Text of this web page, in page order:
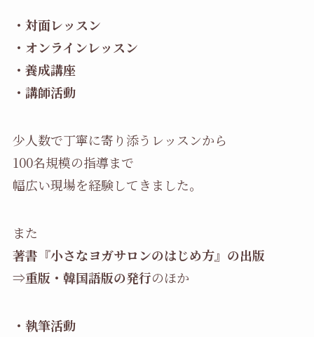
・対面レッスン
・オンラインレッスン
・養成講座
・講師活動
少人数で丁寧に寄り添うレッスンから
100名規模の指導まで
幅広い現場を経験してきました。
また
著書『小さなヨガサロンのはじめ方』の出版
⇒重版・韓国語版の発行のほか
・執筆活動